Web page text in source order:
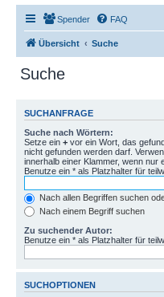
Spender FAQ
Übersicht Suche
Suche
SUCHANFRAGE
Suche nach Wörtern:
Setze ein + vor ein Wort, das
nicht gefunden werden darf.
innerhalb einer Klammer, wenn nur
Benutze ein * als Platzhalter für
Nach allen Begriffen suchen
Nach einem Begriff suchen
Zu suchender Autor:
Benutze ein * als Platzhalter für
SUCHOPTIONEN